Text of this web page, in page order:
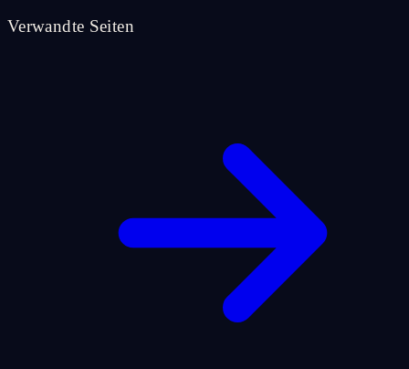
Verwandte Seiten